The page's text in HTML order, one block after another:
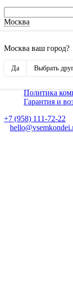
Москва
Москва ваш город?
Да Выбрать
Способы
Монтаж
Для партнеров
Политика
Гарантия и
+7 (958) 111-72-22